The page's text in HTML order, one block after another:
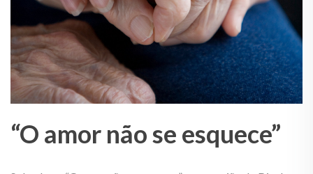
“O amor não se esquece”